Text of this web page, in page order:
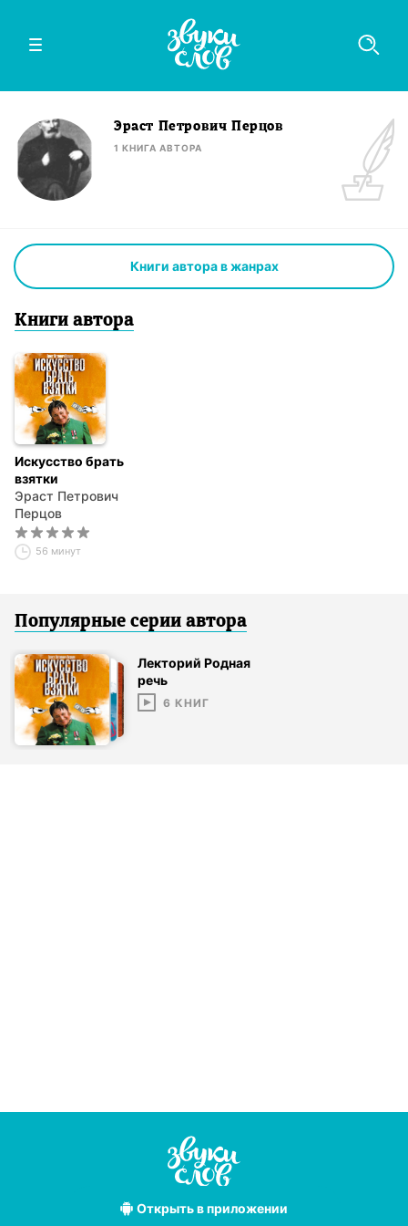
Эраст Петрович Перцов
1 КНИГА АВТОРА
Книги автора в жанрах
Книги автора
Искусство брать
взятки
Эраст Петрович
Перцов
56 минут
Популярные серии автора
Лекторий Родная
речь
6 КНИГ
Открытьв приложении
Лучшие